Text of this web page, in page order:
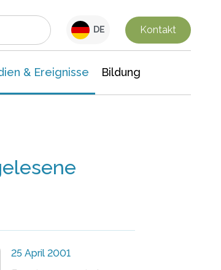
DE Kontakt
& Ereignisse Bildung
25 April 2001